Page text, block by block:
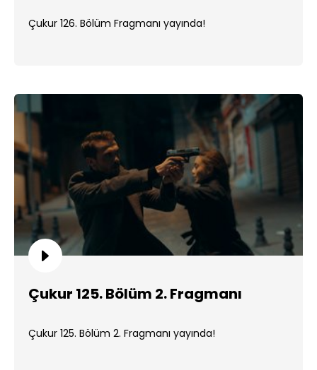
Çukur 126. Bölüm Fragmanı yayında!
Çukur 125. Bölüm 2. Fragmanı
Çukur 125. Bölüm 2. Fragmanı yayında!